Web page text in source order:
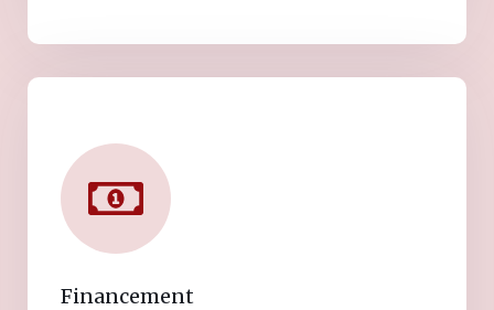
Financement